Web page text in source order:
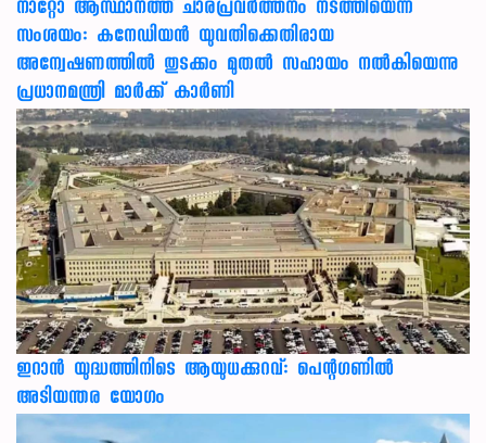
നാറ്റോ ആസ്ഥാനത്ത് ചാരപ്രവര്‍ത്തനം നടത്തിയെന്ന
സംശയം: കനേഡിയന്‍ യുവതിക്കെതിരായ
അന്വേഷണത്തില്‍ തുടക്കം മുതല്‍ സഹായം നല്‍കിയെന്നു
പ്രധാനമന്ത്രി മാര്‍ക്ക് കാര്‍ണി
ഇറാന്‍ യുദ്ധത്തിനിടെ ആയുധക്കുറവ്: പെന്റഗണില്‍
അടിയന്തര യോഗം